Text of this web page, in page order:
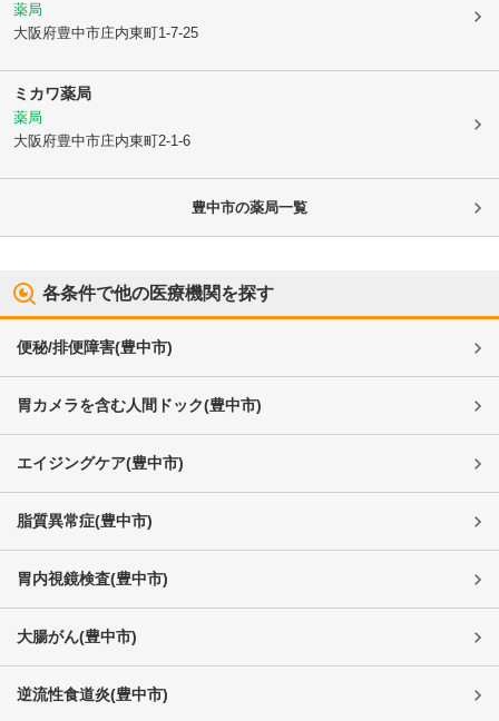
薬局
大阪府豊中市庄内東町1-7-25
ミカワ薬局
薬局
大阪府豊中市庄内東町2-1-6
豊中市の薬局一覧
各条件で他の医療機関を探す
便秘/排便障害(豊中市)
胃カメラを含む人間ドック(豊中市)
エイジングケア(豊中市)
脂質異常症(豊中市)
胃内視鏡検査(豊中市)
大腸がん(豊中市)
逆流性食道炎(豊中市)